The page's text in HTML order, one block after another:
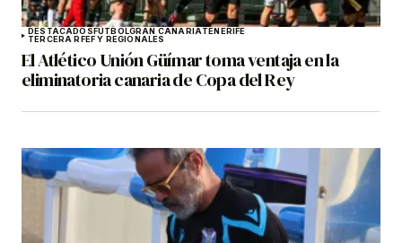
DESTACADOSFÚTBOLGRAN CANARIATENERIFE
TERCERA RFEF Y REGIONALES
El Atlético Unión Güímar toma ventaja en la
eliminatoria canaria de Copa del Rey